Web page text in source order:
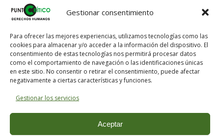
Gestionar consentimiento
Para ofrecer las mejores experiencias, utilizamos tecnologías como las
cookies para almacenar y/o acceder a la información del dispositivo. El
consentimiento de estas tecnologías nos permitirá procesar datos
como el comportamiento de navegación o las identificaciones únicas
en este sitio. No consentir o retirar el consentimiento, puede afectar
negativamente a ciertas características y funciones.
Gestionar los servicios
Aceptar
eventual de gabinete, según el Presupuesto
de 2020. Además, se prevé tener unos
ingresos de 37,5 millones de euros. Sin
embargo, estos fueron realizados en febrero,
por lo que no se contó con las consecuencias
económicas provocadas por la pandemia de
Covid-19
Pese a sus diferencias con Bildu, el pasado
mes de julio firmó un acuerdo con el partido